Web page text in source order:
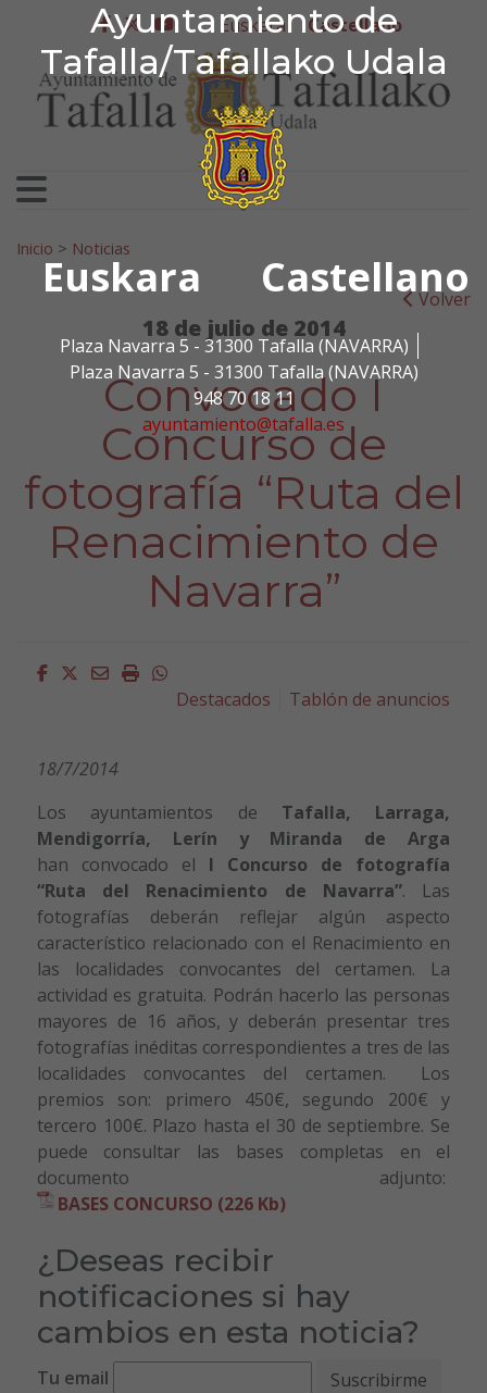
Ayuntamiento de
Tafalla/Tafallako Udala
Euskara Castellano
Plaza Navarra 5 - 31300 Tafalla (NAVARRA)
Plaza Navarra 5 - 31300 Tafalla (NAVARRA)
948 70 18 11
ayuntamiento@tafalla.es
Ir al contenido
Ayuntamiento de
facebook
twitter
youtube
Euskera Castellano
Search for:
Inicio > Noticias
Volver
18 de julio de 2014
Convocado I
Concurso de
fotografía “Ruta del
Renacimiento de
Navarra”
Facebook
Twitter
EmailImprimirWhatsapp
Destacados
Tablón de anuncios
18/7/2014
Los ayuntamientos de Tafalla, Larraga,
Mendigorría, Lerín y Miranda de Arga
han convocado el I Concurso de fotografía
“Ruta del Renacimiento de Navarra”. Las
fotografías deberán reflejar algún aspecto
característico relacionado con el Renacimiento en
las localidades convocantes del certamen. La
actividad es gratuita. Podrán hacerlo las personas
mayores de 16 años, y deberán presentar tres
fotografías inéditas correspondientes a tres de las
localidades convocantes del certamen. Los
premios son: primero 450€, segundo 200€ y
tercero 100€. Plazo hasta el 30 de septiembre. Se
puede consultar las bases completas en el
documento adjunto:
BASES CONCURSO (226 Kb)
¿Deseas recibir
notificaciones si hay
cambios en esta noticia?
Tu email